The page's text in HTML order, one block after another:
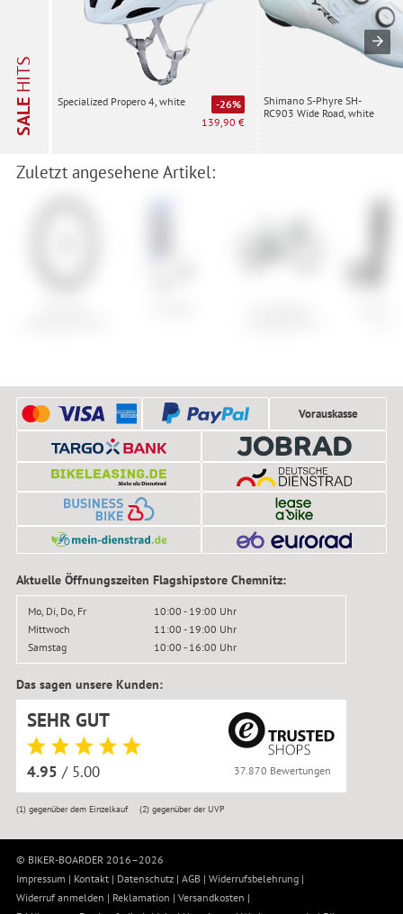
SALE
HITS
Specialized Propero 4, white
-26%
139,90 €
Shimano S-Phyre SH-
RC903 Wide Road, white
Zuletzt angesehene Artikel:
Vorauskasse
Aktuelle Öffnungszeiten Flagshipstore Chemnitz:
Mo, Di, Do, Fr
10:00 - 19:00 Uhr
Mittwoch
11:00 - 19:00 Uhr
Samstag
10:00 - 16:00 Uhr
Das sagen unsere Kunden:
SEHR GUT
4.95 / 5.00 37.870 Bewertungen
(1)gegenüber dem Einzelkauf (2) gegenüber der UVP
© BIKER-BOARDER 2016–2026
Impressum | Kontakt | Datenschutz | AGB | Widerrufsbelehrung |
Widerruf anmelden | Reklamation | Versandkosten |